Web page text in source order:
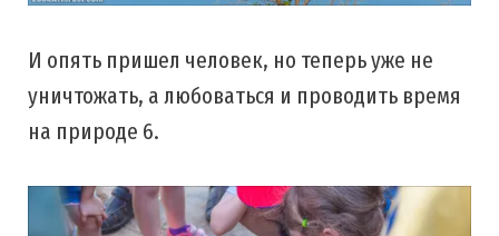
И опять пришел человек, но теперь уже не
уничтожать, а любоваться и проводить время
на природе 6.